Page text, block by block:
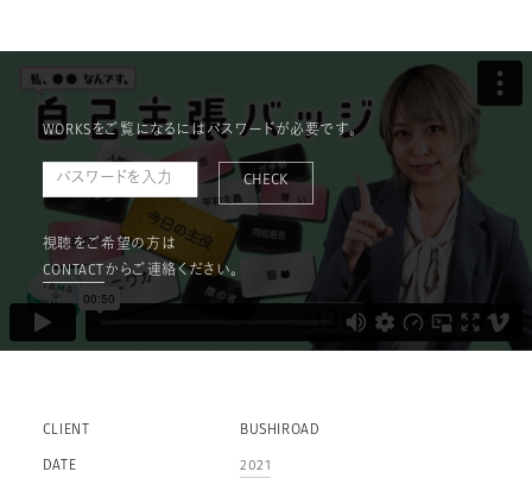
WORKSをご覧になるにはパスワードが必要です。
CHECK
視聴をご希望の方は
CONTACT からご連絡ください。
CLIENT BUSHIROAD
DATE 2021